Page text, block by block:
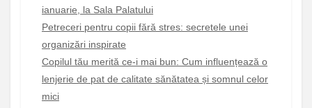
ianuarie, la Sala Palatului
Petreceri pentru copii fără stres: secretele unei
organizări inspirate
Copilul tău merită ce-i mai bun: Cum influențează o
lenjerie de pat de calitate sănătatea și somnul celor
mici